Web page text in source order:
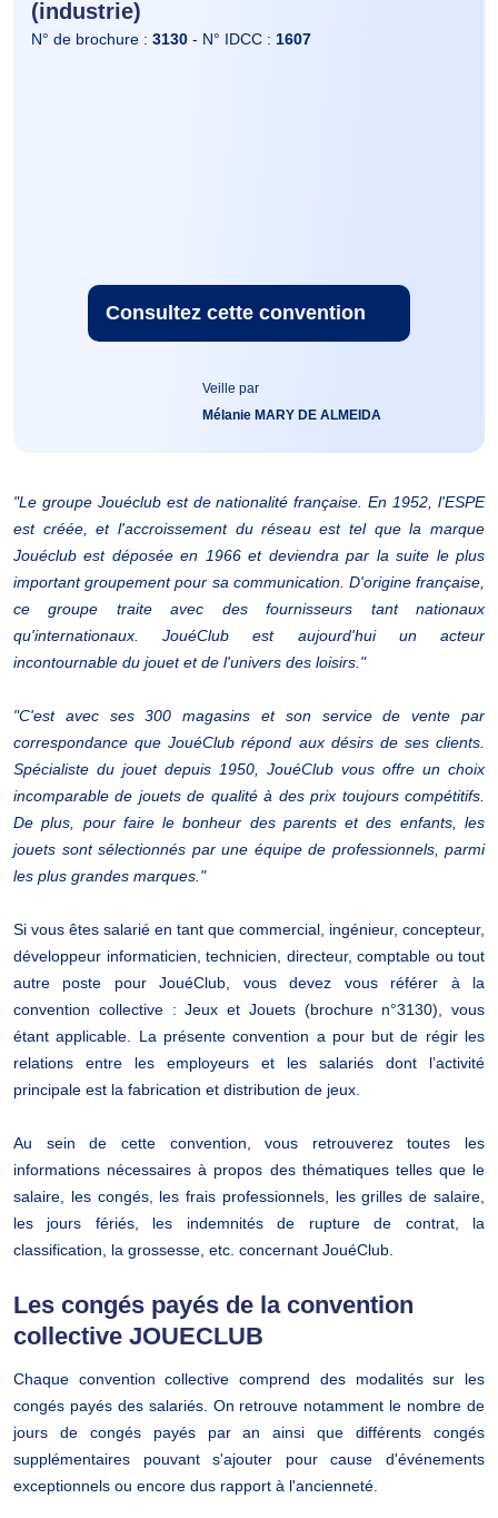
(industrie)
N° de brochure : 3130 - N° IDCC : 1607
Consultez cette convention
Veille par
Mélanie MARY DE ALMEIDA
"Le groupe Jouéclub est de nationalité française. En 1952, l'ESPE
est créée, et l'accroissement du réseau est tel que la marque
Jouéclub est déposée en 1966 et deviendra par la suite le plus
important groupement pour sa communication. D'origine française,
ce groupe traite avec des fournisseurs tant nationaux
qu'internationaux. JouéClub est aujourd'hui un acteur
incontournable du jouet et de l'univers des loisirs."
"C'est avec ses 300 magasins et son service de vente par
correspondance que JouéClub répond aux désirs de ses clients.
Spécialiste du jouet depuis 1950, JouéClub vous offre un choix
incomparable de jouets de qualité à des prix toujours compétitifs.
De plus, pour faire le bonheur des parents et des enfants, les
jouets sont sélectionnés par une équipe de professionnels, parmi
les plus grandes marques."
Si vous êtes salarié en tant que commercial, ingénieur, concepteur,
développeur informaticien, technicien, directeur, comptable ou tout
autre poste pour JouéClub, vous devez vous référer à la
convention collective : Jeux et Jouets (brochure n°3130), vous
étant applicable. La présente convention a pour but de régir les
relations entre les employeurs et les salariés dont l’activité
principale est la fabrication et distribution de jeux.
Au sein de cette convention, vous retrouverez toutes les
informations nécessaires à propos des thématiques telles que le
salaire, les congés, les frais professionnels, les grilles de salaire,
les jours fériés, les indemnités de rupture de contrat, la
classification, la grossesse, etc. concernant JouéClub.
Les congés payés de la convention
collective JOUECLUB
Chaque convention collective comprend des modalités sur les
congés payés des salariés. On retrouve notamment le nombre de
jours de congés payés par an ainsi que différents congés
supplémentaires pouvant s'ajouter pour cause d'événements
exceptionnels ou encore dus rapport à l'ancienneté.